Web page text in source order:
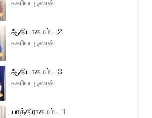
சகரியா பூணன்
ஆதியாகமம் - 2
சகரியா பூணன்
ஆதியாகமம் - 3
சகரியா பூணன்
யாத்திராகமம் - 1